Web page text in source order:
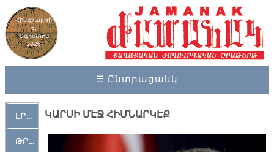
Հինգշաբթի
6,
Օգոստոս
2026
☰ Ընտրացանկ
ԼՐԱՀՈՍ
ԹՐՔԱՀԱՅ ԿԵԱՆՔ
ԿԱՐՍԻ ՄԷՋ ՀԻՄՆԱՐԿԷՔ